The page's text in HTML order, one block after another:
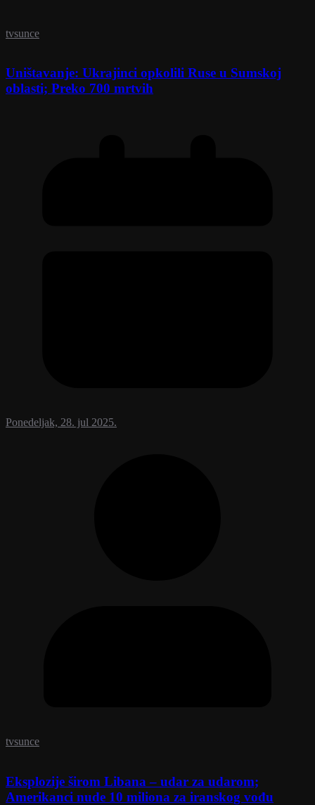
tvsunce
Uništavanje: Ukrajinci opkolili Ruse u Sumskoj
oblasti; Preko 700 mrtvih
Ponedeljak, 28. jul 2025.
tvsunce
Eksplozije širom Libana – udar za udarom;
Amerikanci nude 10 miliona za iranskog vođu